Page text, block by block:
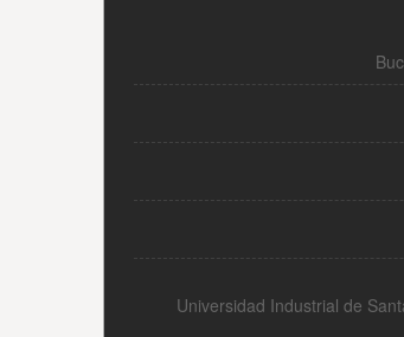
Universidad Industrial de